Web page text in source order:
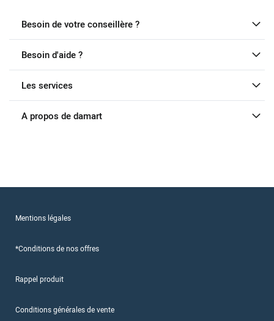
Besoin de votre conseillère ?
Besoin d'aide ?
Les services
A propos de damart
Mentions légales
*Conditions de nos offres
Rappel produit
Conditions générales de vente